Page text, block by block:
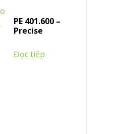
PE 401.600 –
Precise
Đọc tiếp